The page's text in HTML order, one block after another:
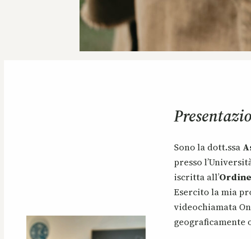
Sono la dott.ssa
presso
iscritta all’
Esercito la mia
videochiamata